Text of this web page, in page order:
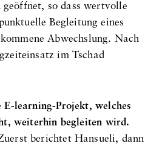
so dass wertvolle
Begleitung eines
Abwechslung. Nach
im Tschad
E-learning-Projekt, welches
weiterhin begleiten wird.
berichtet Hansueli, dann